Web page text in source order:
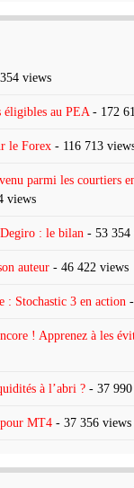
views
éligibles au PEA - 172
le Forex - 116 713
parmi les courtiers
views
: le bilan - 53 354
auteur - 46 422 views
: Stochastic 3 en action
! Apprenez à les
à l’abri ? - 37
MT4 - 37 356 views